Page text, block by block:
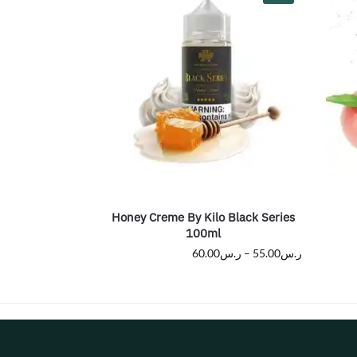
Honey Creme By Kilo Black Series
100ml
ر.س55.00
– ر.س60.00